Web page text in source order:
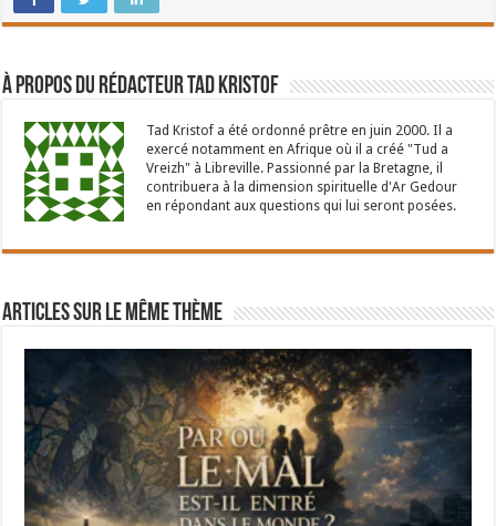
À propos du rédacteur Tad Kristof
Tad Kristof a été ordonné prêtre en juin 2000. Il a
exercé notamment en Afrique où il a créé "Tud a
Vreizh" à Libreville. Passionné par la Bretagne, il
contribuera à la dimension spirituelle d'Ar Gedour
en répondant aux questions qui lui seront posées.
Articles sur le même thème